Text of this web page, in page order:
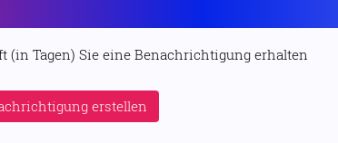
(in Tagen) Sie eine Benachrichtigung erhalten
erstellen